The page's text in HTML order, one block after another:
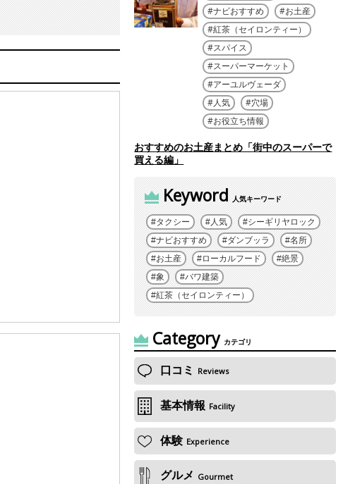
ナビおすすめ
お土産
紅茶（セイロンティー）
スパイス
スーパーマーケット
アーユルヴェーダ
人気
穴場
お役立ち情報
おすすめのお土産まとめ「街中のスーパーで
買える編」
Keyword 人気キーワード
タクシー 人気
シーギリヤロック
ナビおすすめ
ダンブッラ
名所
お土産
ローカルフード
絶景
象
バワ建築
紅茶（セイロンティー）
Category カテゴリ
口コミ Reviews
基本情報 Facility
体験 Experience
グルメ Gourmet